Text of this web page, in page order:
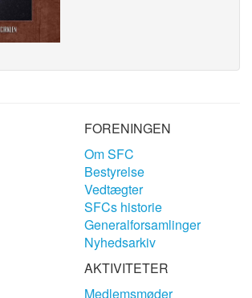
FORENINGEN
Om SFC
Bestyrelse
Vedtægter
SFCs historie
Generalforsamlinger
Nyhedsarkiv
AKTIVITETER
Medlemsmøder